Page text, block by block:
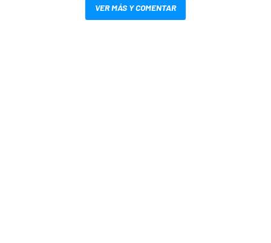
VER MÁS Y COMENTAR